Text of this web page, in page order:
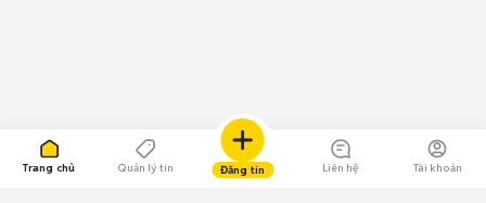
Trang chủ Quản lý tin Đăng tin Liên hệ Tài khoản